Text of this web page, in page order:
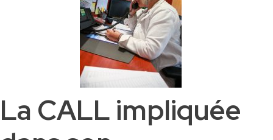
La CALL impliquée